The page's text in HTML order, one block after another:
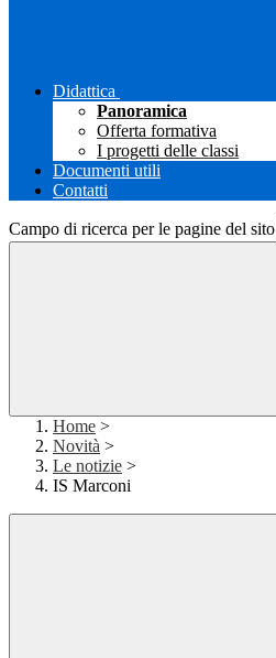
Didattica
Panoramica
Offerta formativa
I progetti delle classi
Documenti utili
Contatti
Campo di ricerca per le pagine del sito
Home >
Novità >
Le notizie >
IS Marconi